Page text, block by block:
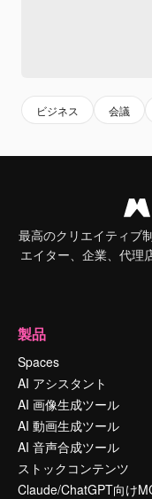
ビジネス 会議
最高のクリエイティブ
エイター、企業、代理
製品
Spaces
AI アシスタント
AI 画像生成ツール
AI 動画生成ツール
AI 音声合成ツール
ストックコンテンツ
Claude/ChatGPT向け